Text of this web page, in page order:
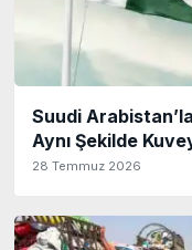
Suudi
Aynı Şekilde
28 Temmuz 2026